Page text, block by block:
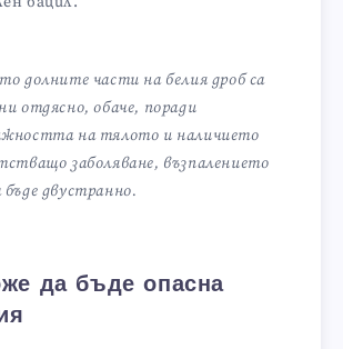
долните части на белия дроб са
отдясно, обаче, поради
на тялото и наличието
заболяване, възпалението
двустранно.
да бъде опасна